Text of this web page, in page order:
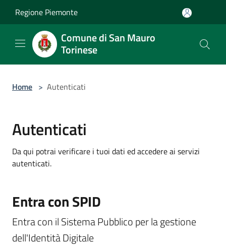
Regione Piemonte
Comune di San Mauro
Torinese
Home > Autenticati
Autenticati
Da qui potrai verificare i tuoi dati ed accedere ai servizi
autenticati.
Entra con SPID
Entra con il Sistema Pubblico per la gestione
dell'Identità Digitale